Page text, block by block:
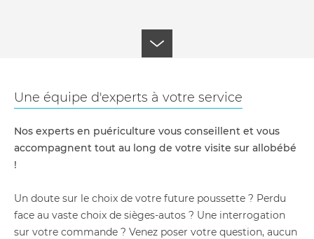
Une équipe d'experts à votre service
Nos experts en puériculture vous conseillent et vous
accompagnent tout au long de votre visite sur allobébé
!
Un doute sur le choix de votre future poussette ? Perdu
face au vaste choix de sièges-autos ? Une interrogation
sur votre commande ? Venez poser votre question, aucun